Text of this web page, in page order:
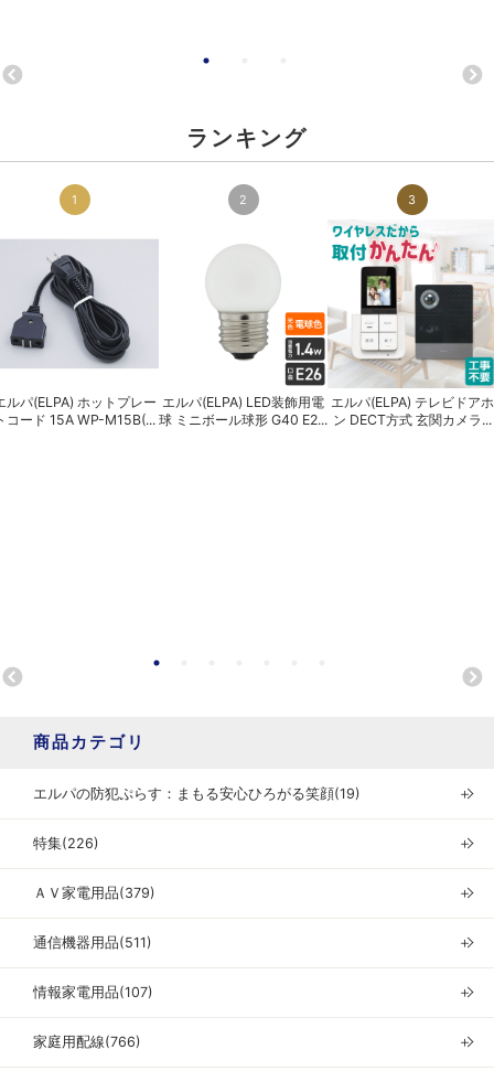
ランキング
1
ルパ(ELPA) ホットプレー
コード 15A WP-M15B(...
2
エルパ(ELPA) LED装飾用電
球 ミニボール球形 G40 E2...
3
エルパ(ELPA) テレビドアホ
ン DECT方式 玄関カメラ...
商品カテゴリ
エルパの防犯ぷらす：まもる安心ひろがる笑顔(19) ＋
特集(226) ＋
ＡＶ家電用品(379) ＋
通信機器用品(511) ＋
情報家電用品(107) ＋
家庭用配線(766) ＋